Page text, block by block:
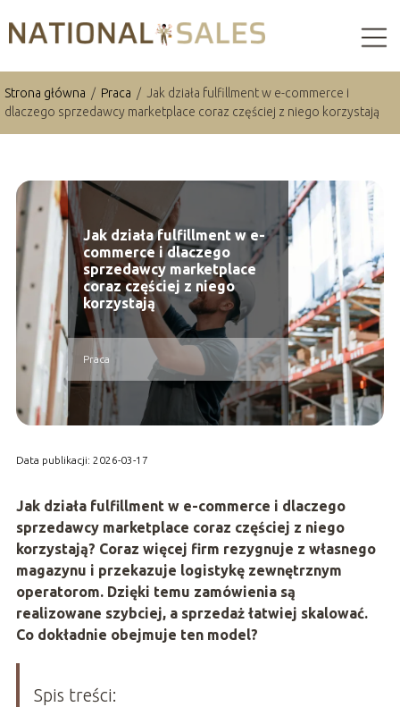
Strona główna / Praca / Jak działa fulfillment w e-commerce i
dlaczego sprzedawcy marketplace coraz częściej z niego korzystają
Jak działa fulfillment w e-
commerce i dlaczego
sprzedawcy marketplace
coraz częściej z niego
korzystają
Praca
Data publikacji: 2026-03-17
Jak działa fulfillment w e-commerce i dlaczego
sprzedawcy marketplace coraz częściej z niego
korzystają? Coraz więcej firm rezygnuje z własnego
magazynu i przekazuje logistykę zewnętrznym
operatorom. Dzięki temu zamówienia są
realizowane szybciej, a sprzedaż łatwiej skalować.
Co dokładnie obejmuje ten model?
Spis treści: